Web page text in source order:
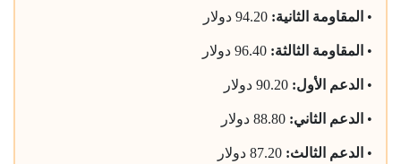
• المقاومة الثانية:
• المقاومة الثالثة:
• الدعم الأول:
• الدعم الثاني:
• الدعم الثالث: